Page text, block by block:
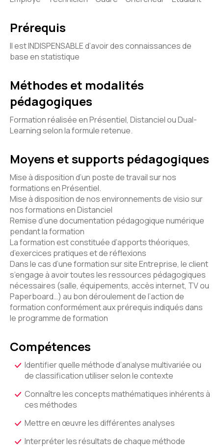
Prérequis
Il est INDISPENSABLE d’avoir des connaissances de
base en statistique
Méthodes et modalités
pédagogiques
Formation réalisée en Présentiel, Distanciel ou Dual-
Learning selon la formule retenue.
Moyens et supports pédagogiques
Mise à disposition d’un poste de travail sur nos
formations en Présentiel.
Mise à disposition de nos environnements de visio sur
nos formations en Distanciel
Remise d’une documentation pédagogique numérique
pendant la formation
La formation est constituée d’apports théoriques,
d’exercices pratiques et de réflexions
Dans le cas d’une formation sur site Entreprise, le client
s’engage à avoir toutes les ressources pédagogiques
nécessaires (salle, équipements, accès internet, TV ou
Paperboard…) au bon déroulement de l’action de
formation conformément aux prérequis indiqués dans
le programme de formation
Compétences
Identifier quelle méthode d’analyse multivariée ou
de classification utiliser selon le contexte
Connaître les concepts mathématiques inhérents à
ces méthodes
Mettre en œuvre les différentes analyses
Interpréter les résultats de chaque méthode